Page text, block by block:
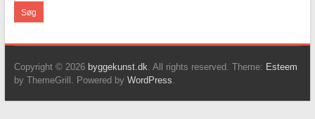
Søg
Copyright © 2026 byggekunst.dk. All rights reserved. Theme: Esteem
by ThemeGrill. Powered by WordPress.